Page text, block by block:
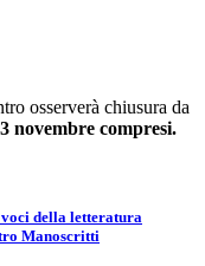
osserverà chiusura da
novembre compresi.
della letteratura
Manoscritti